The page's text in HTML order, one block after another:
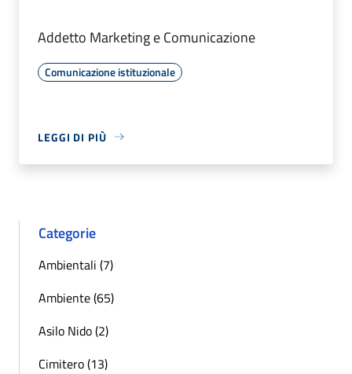
Addetto Marketing e Comunicazione
Comunicazione istituzionale
LEGGI DI PIÙ
Categorie
Ambientali (7)
Ambiente (65)
Asilo Nido (2)
Cimitero (13)